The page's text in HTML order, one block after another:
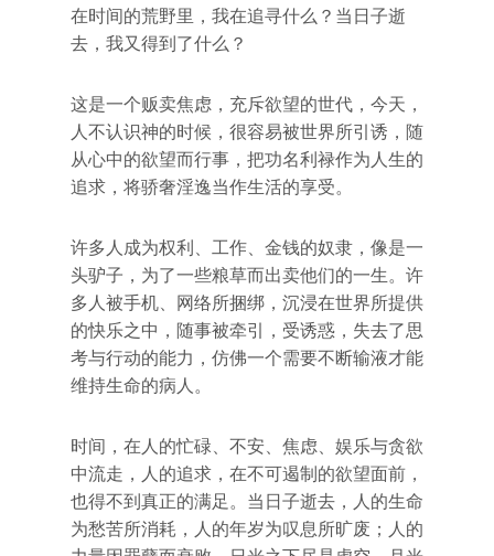
在时间的荒野里，我在追寻什么？当日子逝
去，我又得到了什么？
这是一个贩卖焦虑，充斥欲望的世代，今天，
人不认识神的时候，很容易被世界所引诱，随
从心中的欲望而行事，把功名利禄作为人生的
追求，将骄奢淫逸当作生活的享受。
许多人成为权利、工作、金钱的奴隶，像是一
头驴子，为了一些粮草而出卖他们的一生。许
多人被手机、网络所捆绑，沉浸在世界所提供
的快乐之中，随事被牵引，受诱惑，失去了思
考与行动的能力，仿佛一个需要不断输液才能
维持生命的病人。
时间，在人的忙碌、不安、焦虑、娱乐与贪欲
中流走，人的追求，在不可遏制的欲望面前，
也得不到真正的满足。当日子逝去，人的生命
为愁苦所消耗，人的年岁为叹息所旷废；人的